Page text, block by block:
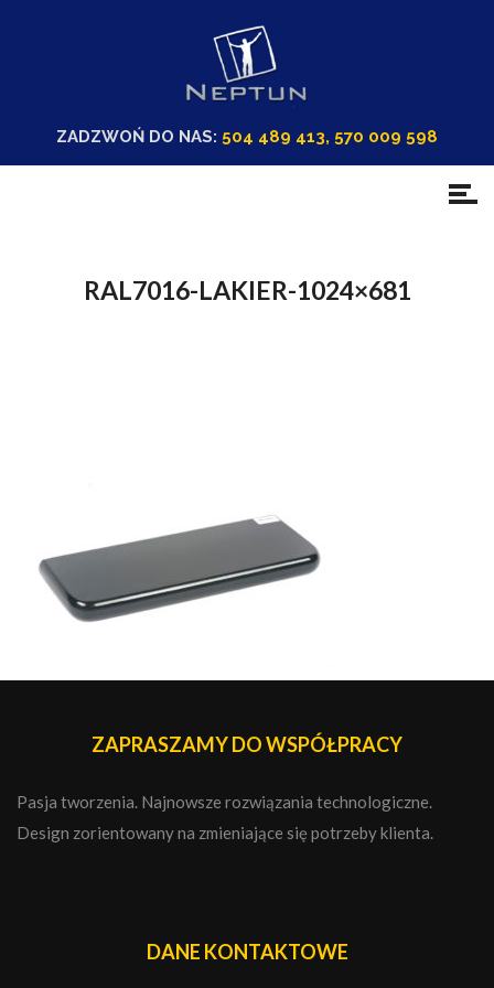
ZADZWOŃ DO NAS: 504 489 413, 570 009 598
RAL7016-LAKIER-1024×681
ZAPRASZAMY DO WSPÓŁPRACY
Pasja tworzenia. Najnowsze rozwiązania technologiczne.
Design zorientowany na zmieniające się potrzeby klienta.
DANE KONTAKTOWE